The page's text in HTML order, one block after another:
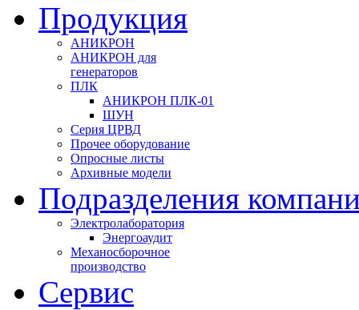
Продукция
АНИКРОН
АНИКРОН для
генераторов
ПЛК
АНИКРОН ПЛК-01
ШУН
Серия ЦРВД
Прочее оборудование
Опросные листы
Архивные модели
Подразделения
Электролаборатория
Энергоаудит
Механосборочное
производство
Сервис